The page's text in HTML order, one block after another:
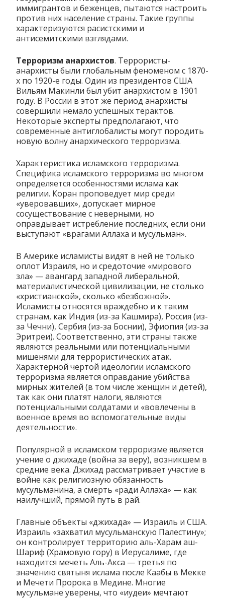
иммигрантов и беженцев, пытаются настроить
против них население страны. Такие группы
характеризуются расистскими и
антисемитскими взглядами.
Терроризм анархистов. Террористы-
анархисты были глобальным феноменом с 1870-
х по 1920-е годы. Один из президентов США
Вильям Макинли был убит анархистом в 1901
году. В России в этот же период анархисты
совершили немало успешных терактов.
Некоторые эксперты предполагают, что
современные антиглобалисты могут породить
новую волну анархического терроризма.
Характеристика исламского терроризма.
Специфика исламского терроризма во многом
определяется особенностями ислама как
религии. Коран проповедует мир среди
«уверовавших», допускает мирное
сосуществование с неверными, но
оправдывает истребление последних, если они
выступают «врагами Аллаха и мусульман».
В Америке исламисты видят в ней не только
оплот Израиля, но и средоточие «мирового
зла» — авангард западной либеральной,
материалистической цивилизации, не столько
«христианской», сколько «безбожной».
Исламисты относятся враждебно и к таким
странам, как Индия (из-за Кашмира), Россия (из-
за Чечни), Сербия (из-за Боснии), Эфиопия (из-за
Эритреи). Соответственно, эти страны также
являются реальными или потенциальными
мишенями для террористических атак.
Характерной чертой идеологии исламского
терроризма является оправдание убийства
мирных жителей (в том числе женщин и детей),
так как они платят налоги, являются
потенциальными солдатами и «вовлечены в
военное время во вспомогательные виды
деятельности».
Популярной в исламском терроризме является
учение о джихаде (война за веру), возникшем в
средние века. Джихад рассматривает участие в
войне как религиозную обязанность
мусульманина, а смерть «ради Аллаха» — как
наилучший, прямой путь в рай.
Главные объекты «джихада» — Израиль и США.
Израиль «захватил мусульманскую Палестину»;
он контролирует территорию аль-Харам аш-
Шариф (Храмовую гору) в Иерусалиме, где
находится мечеть Аль-Акса — третья по
значению святыня ислама после Каабы в Мекке
и Мечети Пророка в Медине. Многие
мусульмане уверены, что «иудеи» мечтают